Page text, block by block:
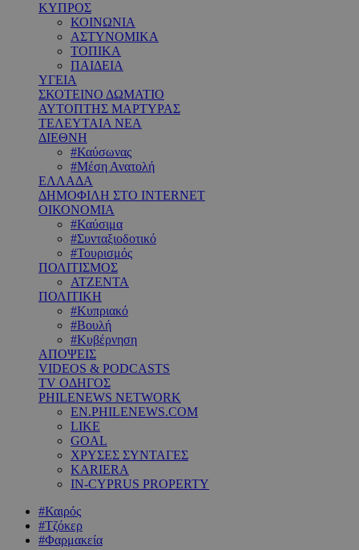
ΚΥΠΡΟΣ
ΚΟΙΝΩΝΙΑ
ΑΣΤΥΝΟΜΙΚΑ
ΤΟΠΙΚΑ
ΠΑΙΔΕΙΑ
ΥΓΕΙΑ
ΣΚΟΤΕΙΝΟ ΔΩΜΑΤΙΟ
ΑΥΤΟΠΤΗΣ ΜΑΡΤΥΡΑΣ
ΤΕΛΕΥΤΑΙΑ ΝΕΑ
ΔΙΕΘΝΗ
#Καύσωνας
#Μέση Ανατολή
ΕΛΛΑΔΑ
ΔΗΜΟΦΙΛΗ ΣΤΟ INTERNET
ΟΙΚΟΝΟΜΙΑ
#Καύσιμα
#Συνταξιοδοτικό
#Τουρισμός
ΠΟΛΙΤΙΣΜΟΣ
ΑΤΖΕΝΤΑ
ΠΟΛΙΤΙΚΗ
#Κυπριακό
#Βουλή
#Κυβέρνηση
ΑΠΟΨΕΙΣ
VIDEOS & PODCASTS
TV ΟΔΗΓΟΣ
PHILENEWS NETWORK
EN.PHILENEWS.COM
LIKE
GOAL
ΧΡΥΣΕΣ ΣΥΝΤΑΓΕΣ
KARIERA
IN-CYPRUS PROPERTY
#Καιρός
#Τζόκερ
#Φαρμακεία